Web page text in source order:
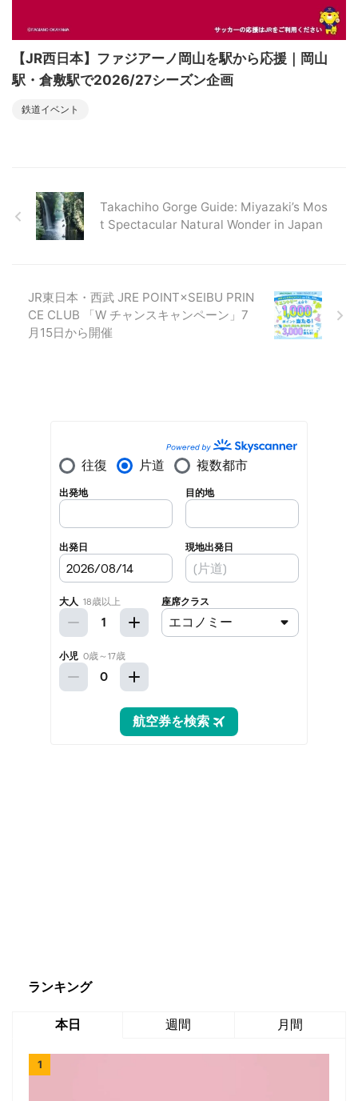
【JR西日本】ファジアーノ岡山を駅から応援｜岡山
駅・倉敷駅で2026/27シーズン企画
鉄道イベント
Takachiho Gorge Guide: Miyazaki’s Mos
t Spectacular Natural Wonder in Japan
JR東日本・西武 JRE POINT×SEIBU PRIN
CE CLUB 「W チャンスキャンペーン」7
月15日から開催
ランキング
本日 週間 月間